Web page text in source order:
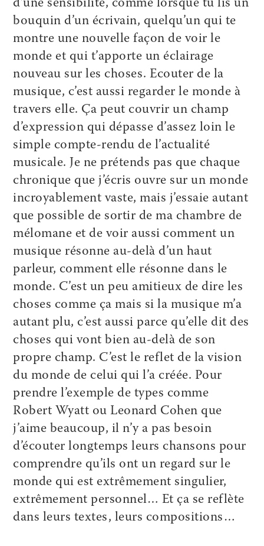
d’une sensibilité, comme lorsque tu lis un
bouquin d’un écrivain, quelqu’un qui te
montre une nouvelle façon de voir le
monde et qui t’apporte un éclairage
nouveau sur les choses. Ecouter de la
musique, c’est aussi regarder le monde à
travers elle. Ça peut couvrir un champ
d’expression qui dépasse d’assez loin le
simple compte-rendu de l’actualité
musicale. Je ne prétends pas que chaque
chronique que j’écris ouvre sur un monde
incroyablement vaste, mais j’essaie autant
que possible de sortir de ma chambre de
mélomane et de voir aussi comment un
musique résonne au-delà d’un haut
parleur, comment elle résonne dans le
monde. C’est un peu amitieux de dire les
choses comme ça mais si la musique m’a
autant plu, c’est aussi parce qu’elle dit des
choses qui vont bien au-delà de son
propre champ. C’est le reflet de la vision
du monde de celui qui l’a créée. Pour
prendre l’exemple de types comme
Robert Wyatt ou Leonard Cohen que
j’aime beaucoup, il n’y a pas besoin
d’écouter longtemps leurs chansons pour
comprendre qu’ils ont un regard sur le
monde qui est extrêmement singulier,
extrêmement personnel… Et ça se reflète
dans leurs textes, leurs compositions…